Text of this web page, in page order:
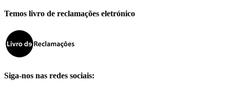
Temos livro de reclamações eletrónico
Siga-nos nas redes sociais: